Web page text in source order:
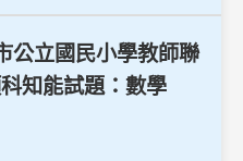
公立國民小學教師聯
知能試題：數學